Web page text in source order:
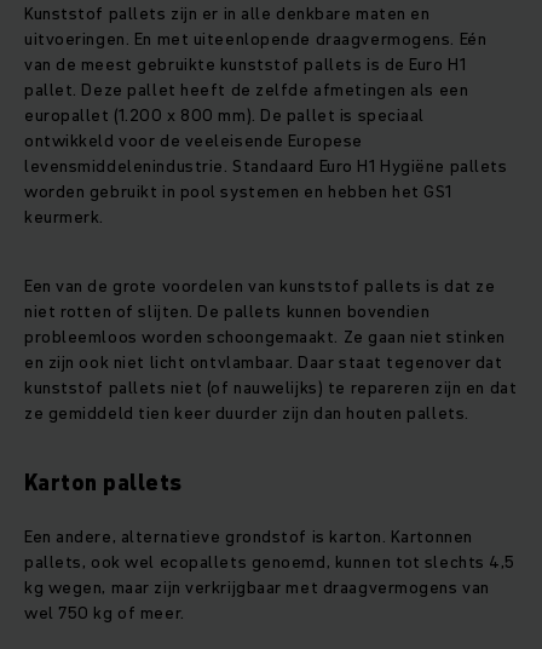
Kunststof pallets zijn er in alle denkbare maten en
uitvoeringen. En met uiteenlopende draagvermogens. Eén
van de meest gebruikte kunststof pallets is de Euro H1
pallet. Deze pallet heeft de zelfde afmetingen als een
europallet (1.200 x 800 mm). De pallet is speciaal
ontwikkeld voor de veeleisende Europese
levensmiddelenindustrie. Standaard Euro H1 Hygiëne pallets
worden gebruikt in pool systemen en hebben het GS1
keurmerk.
Een van de grote voordelen van kunststof pallets is dat ze
niet rotten of slijten. De pallets kunnen bovendien
probleemloos worden schoongemaakt. Ze gaan niet stinken
en zijn ook niet licht ontvlambaar. Daar staat tegenover dat
kunststof pallets niet (of nauwelijks) te repareren zijn en dat
ze gemiddeld tien keer duurder zijn dan houten pallets.
Karton pallets
Een andere, alternatieve grondstof is karton. Kartonnen
pallets, ook wel ecopallets genoemd, kunnen tot slechts 4,5
kg wegen, maar zijn verkrijgbaar met draagvermogens van
wel 750 kg of meer.